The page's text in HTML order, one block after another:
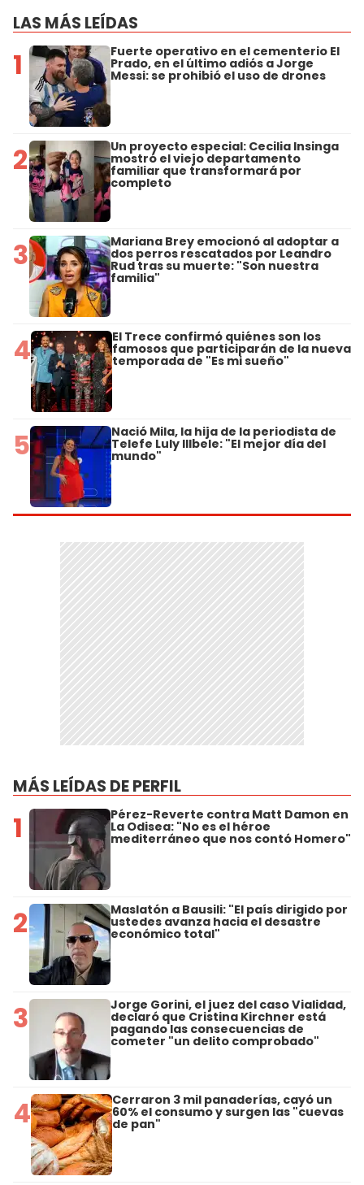
LAS MÁS LEÍDAS
1 Fuerte operativo en el cementerio El
Prado, en el último adiós a Jorge
Messi: se prohibió el uso de drones
2 Un proyecto especial: Cecilia Insinga
mostró el viejo departamento
familiar que transformará por
completo
3 Mariana Brey emocionó al adoptar a
dos perros rescatados por Leandro
Rud tras su muerte: "Son nuestra
familia"
4 El Trece confirmó quiénes son los
famosos que participarán de la nueva
temporada de "Es mi sueño"
5 Nació Mila, la hija de la periodista de
Telefe Luly Illbele: "El mejor día del
mundo"
MÁS LEÍDAS DE PERFIL
1 Pérez-Reverte contra Matt Damon en
La Odisea: "No es el héroe
mediterráneo que nos contó Homero"
2 Maslatón a Bausili: "El país dirigido por
ustedes avanza hacia el desastre
económico total"
3 Jorge Gorini, el juez del caso Vialidad,
declaró que Cristina Kirchner está
pagando las consecuencias de
cometer "un delito comprobado"
4 Cerraron 3 mil panaderías, cayó un
60% el consumo y surgen las "cuevas
de pan"